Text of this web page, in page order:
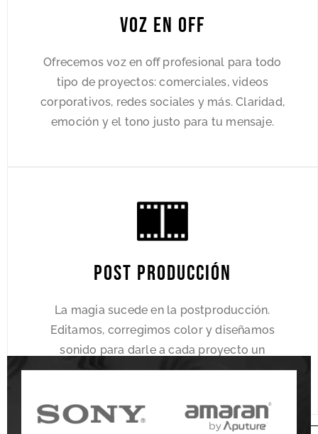
Voz en Off
Ofrecemos voz en off profesional para todo
tipo de proyectos: comerciales, videos
corporativos, redes sociales y más. Claridad,
emoción y el tono justo para tu mensaje.
Post Producción
La magia sucede en la postproducción.
Editamos, corregimos color y diseñamos
sonido para darle a cada proyecto un
acabado profesional y narrativo que destaca.